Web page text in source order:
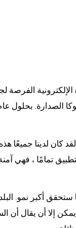
الفرصة
كان لدينا
تمامًا ، فهي
أكبر نمو.
يمكن إلا أن